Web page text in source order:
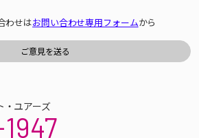
わせはお問い合わせ専用フォームから
・ユアーズ